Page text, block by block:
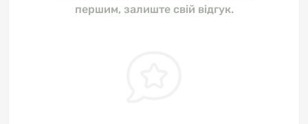
першим, залиште свій відгук.